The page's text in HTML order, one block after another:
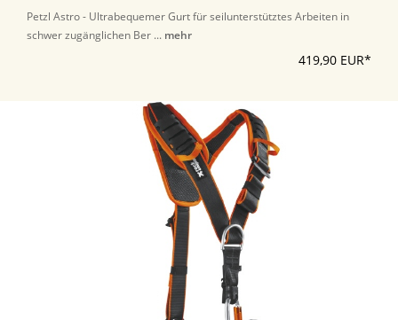
Petzl Astro - Ultrabequemer Gurt für seilunterstütztes Arbeiten in
schwer zugänglichen Ber ... mehr
419,90 EUR*